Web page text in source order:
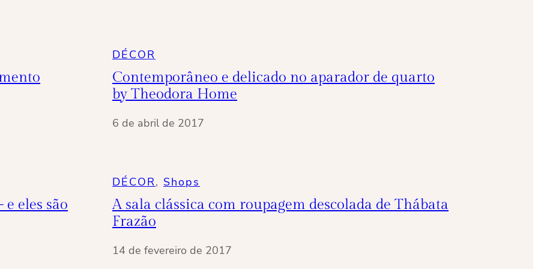
DÉCOR
Contemporâneo e delicado no aparador de quarto
by Theodora Home
6 de abril de 2017
eles são
DÉCOR, Shops
A sala clássica com roupagem descolada de Thábata
Frazão
14 de fevereiro de 2017